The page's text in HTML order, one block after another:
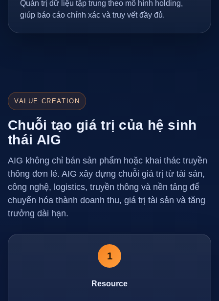
Quản trị dữ liệu tập trung theo mô hình holding,
giúp báo cáo chính xác và truy vết đầy đủ.
VALUE CREATION
Chuỗi tạo giá trị của hệ sinh
thái AIG
AIG không chỉ bán sản phẩm hoặc khai thác truyền
thông đơn lẻ. AIG xây dựng chuỗi giá trị từ tài sản,
công nghệ, logistics, truyền thông và nền tảng để
chuyển hóa thành doanh thu, giá trị tài sản và tăng
trưởng dài hạn.
1
Resource